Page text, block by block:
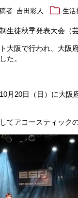
者: 吉田彩人 生活
生徒秋季発表大会（
大阪で行われ、大阪
た。
月20日（ 日 ）に大阪
てアコースティック